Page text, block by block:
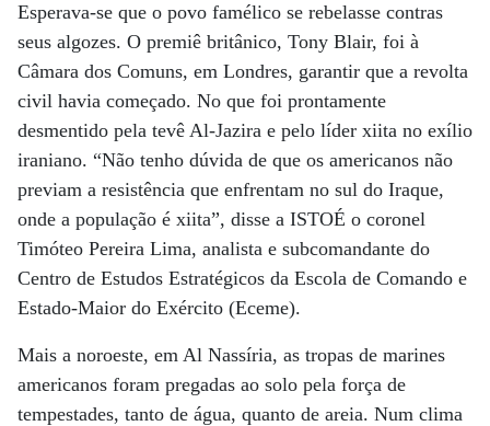
Esperava-se que o povo famélico se rebelasse contras
seus algozes. O premiê britânico, Tony Blair, foi à
Câmara dos Comuns, em Londres, garantir que a revolta
civil havia começado. No que foi prontamente
desmentido pela tevê Al-Jazira e pelo líder xiita no exílio
iraniano. “Não tenho dúvida de que os americanos não
previam a resistência que enfrentam no sul do Iraque,
onde a população é xiita”, disse a ISTOÉ o coronel
Timóteo Pereira Lima, analista e subcomandante do
Centro de Estudos Estratégicos da Escola de Comando e
Estado-Maior do Exército (Eceme).
Mais a noroeste, em Al Nassíria, as tropas de marines
americanos foram pregadas ao solo pela força de
tempestades, tanto de água, quanto de areia. Num clima